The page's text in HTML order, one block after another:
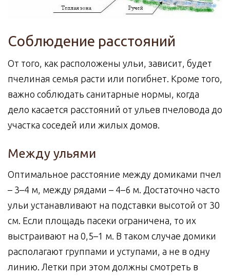
Соблюдение расстояний
От того, как расположены ульи, зависит, будет
пчелиная семья расти или погибнет. Кроме того,
важно соблюдать санитарные нормы, когда
дело касается расстояний от ульев пчеловода до
участка соседей или жилых домов.
Между ульями
Оптимальное расстояние между домиками пчел
– 3–4 м, между рядами – 4–6 м. Достаточно часто
ульи устанавливают на подставки высотой от 30
см. Если площадь пасеки ограничена, то их
выстраивают на 0,5–1 м. В таком случае домики
располагают группами и уступами, а не в одну
линию. Летки при этом должны смотреть в